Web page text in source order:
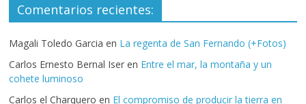
Comentarios recientes:
Magali Toledo Garcia en La regenta de San Fernando (+Fotos)
Carlos Ernesto Bernal Iser en Entre el mar, la montaña y un
cohete luminoso
Carlos el Charquero en El compromiso de producir la tierra en